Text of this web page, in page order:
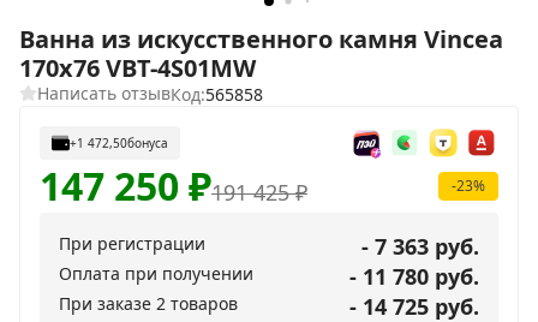
Ванна из искусственного камня Vincea
170x76 VBT-4S01MW
Написать отзывКод:565858
+1 472,50бонуса
191 425₽
147 250₽ -23%
При регистрации - 7 363 руб.
Оплата при получении - 11 780 руб.
При заказе 2 товаров - 14 725 руб.